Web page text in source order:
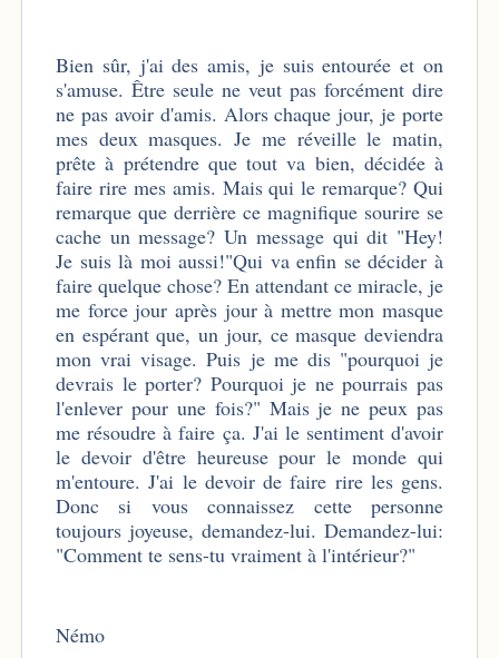
Bien sûr, j'ai des amis, je suis entourée et on
s'amuse. Être seule ne veut pas forcément dire
ne pas avoir d'amis. Alors chaque jour, je porte
mes deux masques. Je me réveille le matin,
prête à prétendre que tout va bien, décidée à
faire rire mes amis. Mais qui le remarque? Qui
remarque que derrière ce magnifique sourire se
cache un message? Un message qui dit "Hey!
Je suis là moi aussi!"Qui va enfin se décider à
faire quelque chose? En attendant ce miracle, je
me force jour après jour à mettre mon masque
en espérant que, un jour, ce masque deviendra
mon vrai visage. Puis je me dis "pourquoi je
devrais le porter? Pourquoi je ne pourrais pas
l'enlever pour une fois?" Mais je ne peux pas
me résoudre à faire ça. J'ai le sentiment d'avoir
le devoir d'être heureuse pour le monde qui
m'entoure. J'ai le devoir de faire rire les gens.
Donc si vous connaissez cette personne
toujours joyeuse, demandez-lui. Demandez-lui:
"Comment te sens-tu vraiment à l'intérieur?"
Némo